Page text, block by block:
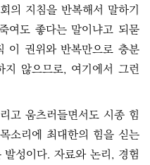
의 지침을 반복해서 말하기
여도 좋다는 말이냐고 되묻
이 권위와 반복만으로 충분
않으므로, 여기에서 그런
고 움츠러들면서도 시종 힘
소리에 최대한의 힘을 싣는
성이다. 자료와 논리, 경험